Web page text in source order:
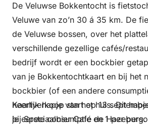
De Veluwse Bokkentocht is
Veluwe van zo’n 30 á 35 km. De
de Veluwse bossen, over het
verschillende gezellige cafés/
bedrijf wordt er een bockbier
van je Bokkentochtkaart en bij het
bockbier (of een andere
heerlijk hapje van het huis. Dit
je eerste consumptie en 1 per
Kaartverkoop start op 13
bij Speciaalbier Café de Hazeburg.